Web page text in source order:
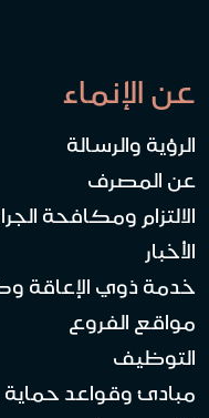
عن الإنماء
الرؤية والرسالة
عن المصرف
الالتزام ومكافحة
الأخبار
خدمة ذوي الإعاقة
مواقع الفروع
التوظيف
مبادئ وقواعد حماية